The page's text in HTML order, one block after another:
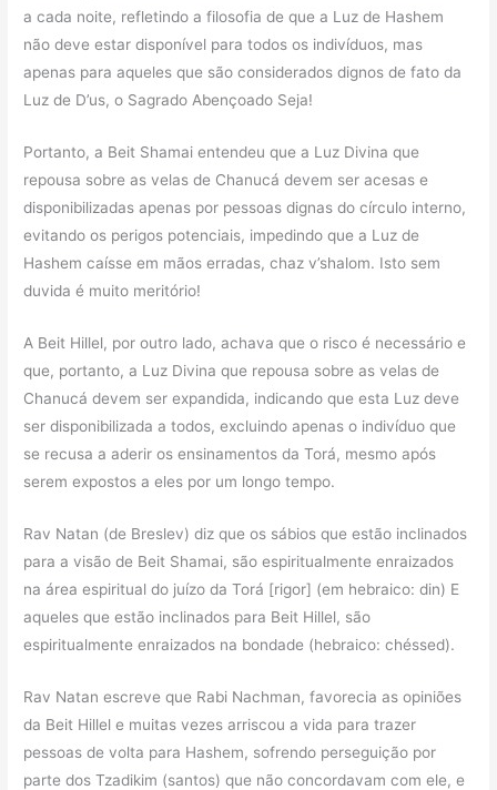
a cada noite, refletindo a filosofia de que a Luz de Hashem
não deve estar disponível para todos os indivíduos, mas
apenas para aqueles que são considerados dignos de fato da
Luz de D’us, o Sagrado Abençoado Seja!
Portanto, a Beit Shamai entendeu que a Luz Divina que
repousa sobre as velas de Chanucá devem ser acesas e
disponibilizadas apenas por pessoas dignas do círculo interno,
evitando os perigos potenciais, impedindo que a Luz de
Hashem caísse em mãos erradas, chaz v’shalom. Isto sem
duvida é muito meritório!
A Beit Hillel, por outro lado, achava que o risco é necessário e
que, portanto, a Luz Divina que repousa sobre as velas de
Chanucá devem ser expandida, indicando que esta Luz deve
ser disponibilizada a todos, excluindo apenas o indivíduo que
se recusa a aderir os ensinamentos da Torá, mesmo após
serem expostos a eles por um longo tempo.
Rav Natan (de Breslev) diz que os sábios que estão inclinados
para a visão de Beit Shamai, são espiritualmente enraizados
na área espiritual do juízo da Torá [rigor] (em hebraico: din) E
aqueles que estão inclinados para Beit Hillel, são
espiritualmente enraizados na bondade (hebraico: chéssed).
Rav Natan escreve que Rabi Nachman, favorecia as opiniões
da Beit Hillel e muitas vezes arriscou a vida para trazer
pessoas de volta para Hashem, sofrendo perseguição por
parte dos Tzadikim (santos) que não concordavam com ele, e